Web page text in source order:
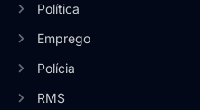
Política
Emprego
Polícia
RMS